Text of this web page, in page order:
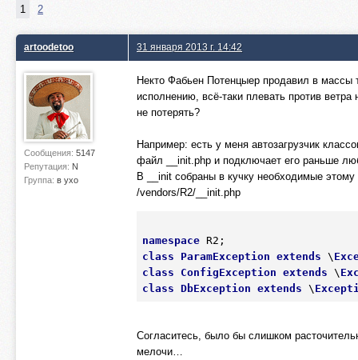
1
2
artoodetoo
Сообщения: 5147
Репутация: N
Группа: в ухо
31 января 2013 г. 14:42
Некто Фабьен Потенцыер продавил в
исполнению, всё-таки плевать против
не потерять?
Например: есть у меня автозагрузчик
файл __init.php и подключает его раньше
В __init собраны в кучку необходимые
/vendors/R2/__init.php
namespace
class
ParamException extends \
class
ConfigException extends \
class DbException extends \
Согласитесь, было бы слишком
мелочи…